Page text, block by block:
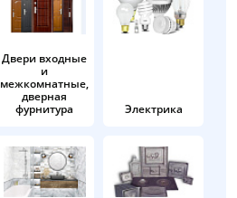
Двери входные
и
межкомнатные,
дверная
фурнитура
Электрика